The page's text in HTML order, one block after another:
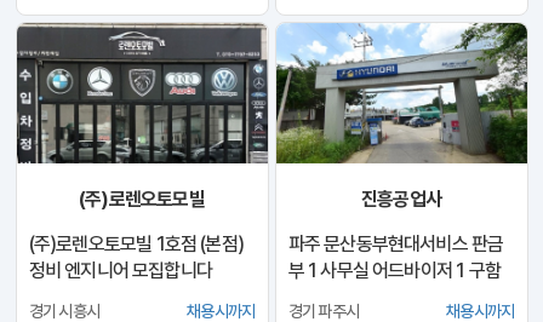
(주)로렌오토모빌
(주)로렌오토모빌 1호점 (본점)
정비 엔지니어 모집합니다
경기 시흥시 채용시까지
진흥공업사
파주 문산동부현대서비스 판금
부 1 사무실 어드바이저 1 구함
경기 파주시 채용시까지